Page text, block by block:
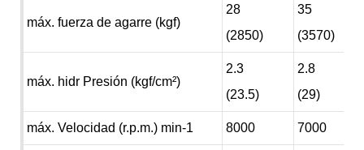
máx. fuerza de agarre (kgf)
28
(2850)
35
(3570)
máx. hidr Presión (kgf/cm²)
2.3
(23.5)
2.8
(29)
máx. Velocidad (r.p.m.) min-1 8000 7000